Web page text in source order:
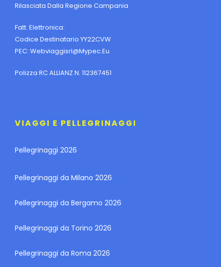
Rilasciata Dalla Regione Campania
Fatt. Elettronica:
Codice Destinatario YY22CVW
PEC: Webviaggisrl@mypec.eu
Polizza RC ALLIANZ N. 112367451
VIAGGI E PELLEGRINAGGI
Pellegrinaggi 2026
Pellegrinaggi da Milano 2026
Pellegrinaggi da Bergamo 2026
Pellegrinaggi da Torino 2026
Pellegrinaggi da Roma 2026